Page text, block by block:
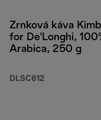
Zrnková káva
for De'Longhi,
Arabica, 250 g
DLSC612